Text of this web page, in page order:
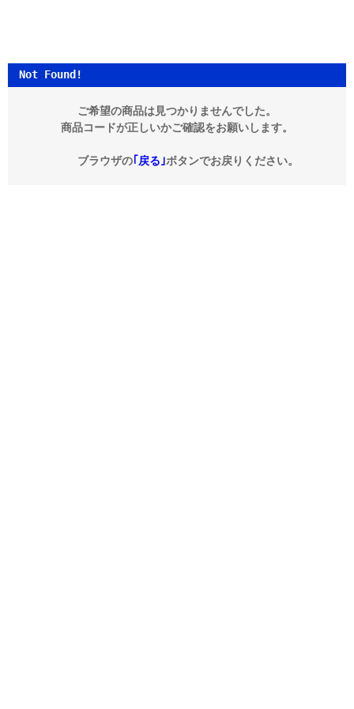
Not Found!
ご希望の商品は見つかりませんでした。
商品コードが正しいかご確認をお願いします。
ブラウザの ｢戻る｣ボタンでお戻りください。